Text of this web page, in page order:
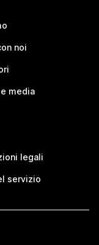
noi
media
legali
servizio